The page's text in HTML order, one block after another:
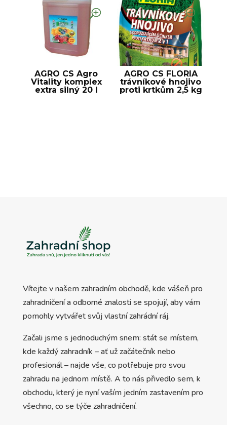
AGRO CS Agro
Vitality komplex
extra silný 20 l
AGRO CS FLORIA
trávníkové hnojivo
proti krtkům 2,5 kg
Vítejte v našem zahradním obchodě, kde vášeň pro
zahradničení a odborné znalosti se spojují, aby vám
pomohly vytvářet svůj vlastní zahrádní ráj.
Začali jsme s jednoduchým snem: stát se místem,
kde každý zahradník – ať už začátečník nebo
profesionál – najde vše, co potřebuje pro svou
zahradu na jednom místě. A to nás přivedlo sem, k
obchodu, který je nyní vaším jedním zastavením pro
všechno, co se týče zahradničení.